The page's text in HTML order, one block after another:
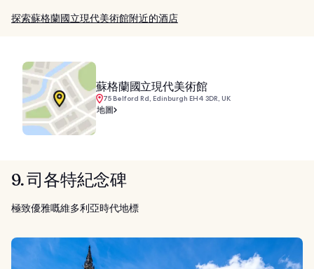
探索蘇格蘭國立現代美術館附近的酒店
蘇格蘭國立現代美術館
75 Belford Rd, Edinburgh EH4 3DR, UK
地圖
9. 司各特紀念碑
極致優雅嘅維多利亞時代地標